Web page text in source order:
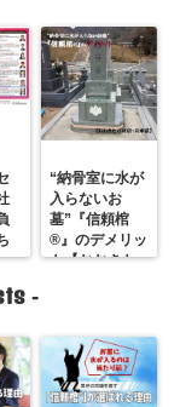
3
“納骨室に水が
入らないお
墓”『信頼棺
®』のデメリッ
ト【おおきた
-